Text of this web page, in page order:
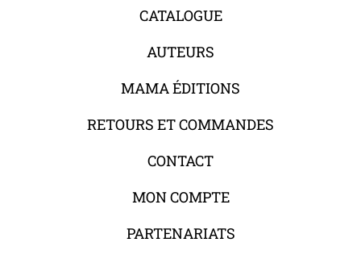
CATALOGUE
AUTEURS
MAMA ÉDITIONS
RETOURS ET COMMANDES
CONTACT
MON COMPTE
PARTENARIATS